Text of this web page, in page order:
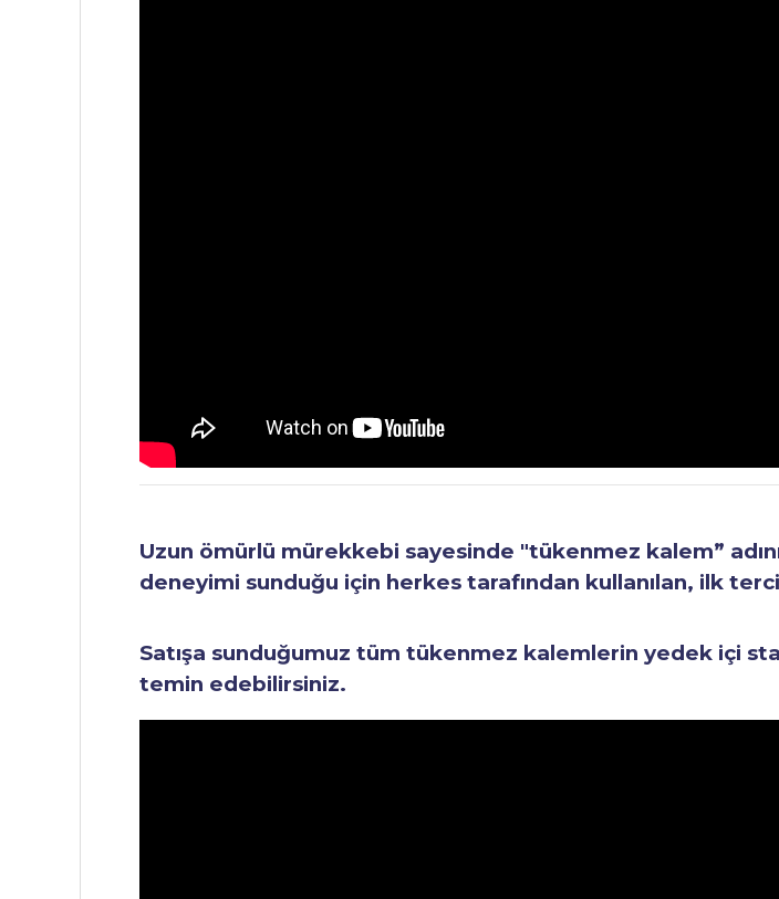
Uzun ömürlü mürekkebi sayesinde "tükenmez kalem”
deneyimi sunduğu için herkes tarafından kullanılan, ilk
Satışa sunduğumuz tüm tükenmez kalemlerin yedek içi
temin edebilirsiniz.